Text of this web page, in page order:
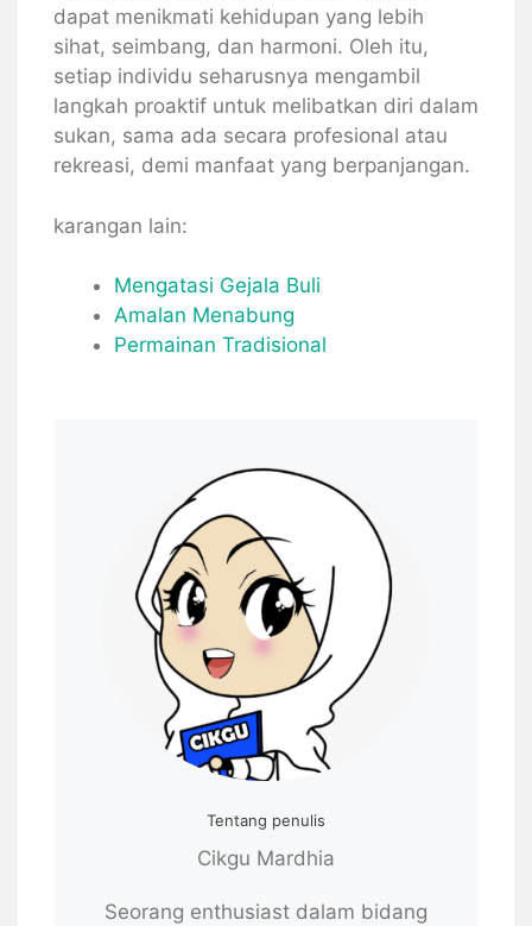
dapat menikmati kehidupan yang lebih
sihat, seimbang, dan harmoni. Oleh itu,
setiap individu seharusnya mengambil
langkah proaktif untuk melibatkan diri dalam
sukan, sama ada secara profesional atau
rekreasi, demi manfaat yang berpanjangan.
karangan lain:
Mengatasi Gejala Buli
Amalan Menabung
Permainan Tradisional
Tentang penulis
Cikgu Mardhia
Seorang enthusiast dalam bidang